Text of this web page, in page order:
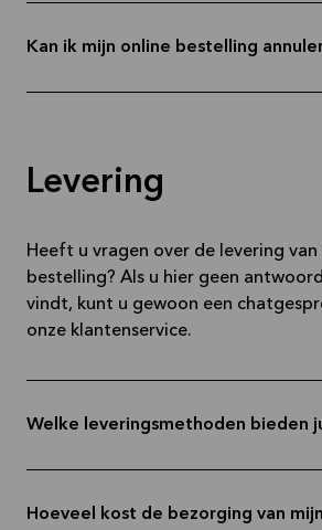
Kan ik mijn online bestelling
Levering
Heeft u vragen over de levering van
bestelling? Als u hier geen
vindt, kunt u gewoon een
onze klantenservice.
Welke leveringsmethoden bieden
Hoeveel kost de bezorging van